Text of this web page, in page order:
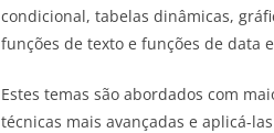
condicional, tabelas dinâmicas,
funções de texto e funções de data
Estes temas são abordados com
técnicas mais avançadas e aplicá-